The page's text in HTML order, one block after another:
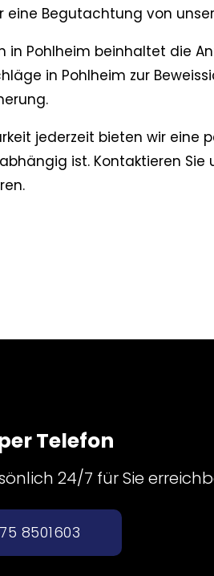
Begutachtung von
in Pohlheim beinhaltet die
in Pohlheim zur
jederzeit bieten wir eine
ist. Kontaktieren Sie
Telefon
24/7 für Sie
8501603